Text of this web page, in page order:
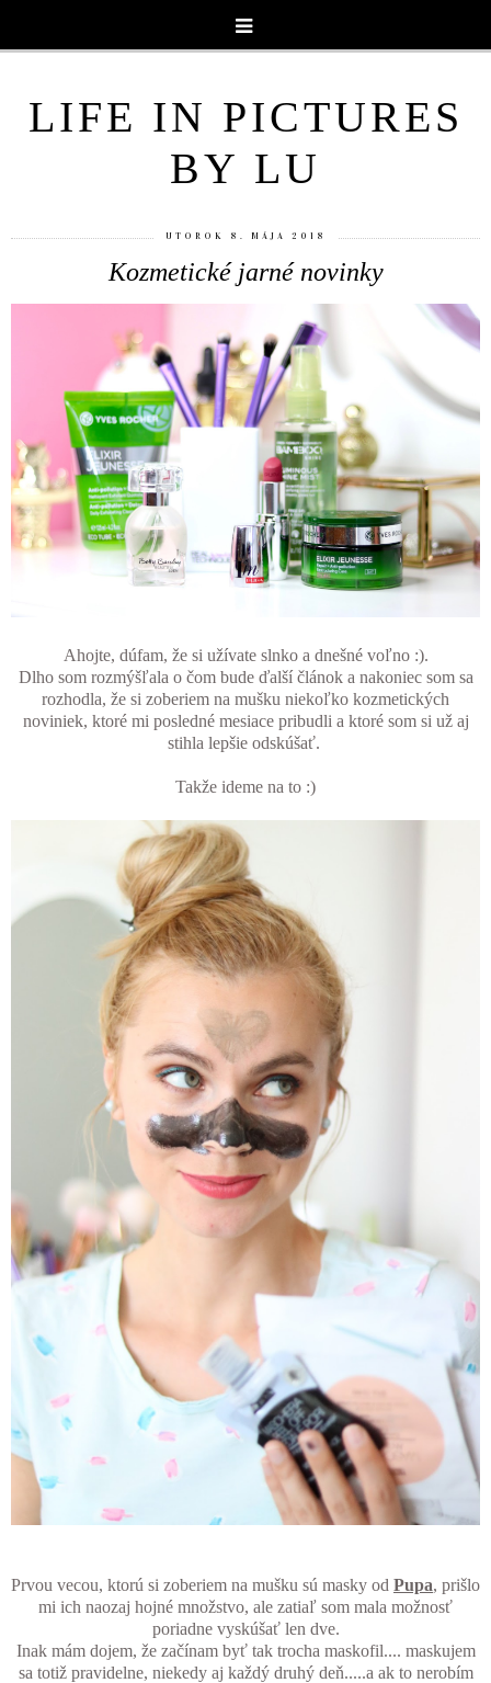
LIFE IN PICTURES
BY LU
UTOROK 8. MÁJA 2018
Kozmetické jarné novinky
Ahojte, dúfam, že si užívate slnko a dnešné voľno :).
Dlho som rozmýšľala o čom bude ďalší článok a nakoniec som sa
rozhodla, že si zoberiem na mušku niekoľko kozmetických
noviniek, ktoré mi posledné mesiace pribudli a ktoré som si už aj
stihla lepšie odskúšať.
Takže ideme na to :)
Prvou vecou, ktorú si zoberiem na mušku sú masky od Pupa, prišlo
mi ich naozaj hojné množstvo, ale zatiaľ som mala možnosť
poriadne vyskúšať len dve.
Inak mám dojem, že začínam byť tak trocha maskofil.... maskujem
sa totiž pravidelne, niekedy aj každý druhý deň.....a ak to nerobím